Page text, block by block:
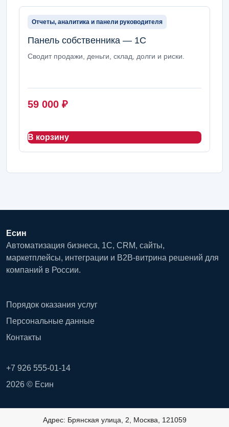
Отчеты, аналитика и панели руководителя
Панель собственника — 1С
Сводит продажи, деньги, склад, долги и риски.
59 000 ₽
В корзину
Есин
Автоматизация бизнеса, 1С, CRM, сайты,
маркетплейсы, интеграции и B2B-витрина решений для
компаний в России.
Порядок оказания услуг
Персональные данные
Контакты
+7 926 555-01-14
2026 © Есин
Адрес: Брянская улица, 2, Москва, 121059